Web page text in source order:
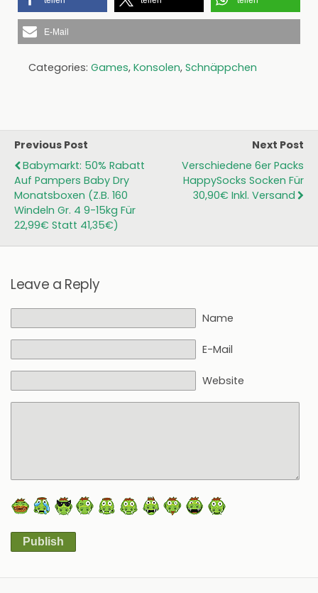
E-Mail
Categories: Games, Konsolen, Schnäppchen
Previous Post
Babymarkt: 50% Rabatt
Auf Pampers Baby Dry
Monatsboxen (z.B. 160
Windeln Gr. 4 9-15kg Für
22,99€ Statt 41,35€)
Next Post
Verschiedene 6er Packs
HappySocks Socken Für
30,90€ Inkl. Versand
Leave a Reply
Name
E-Mail
Website
Publish